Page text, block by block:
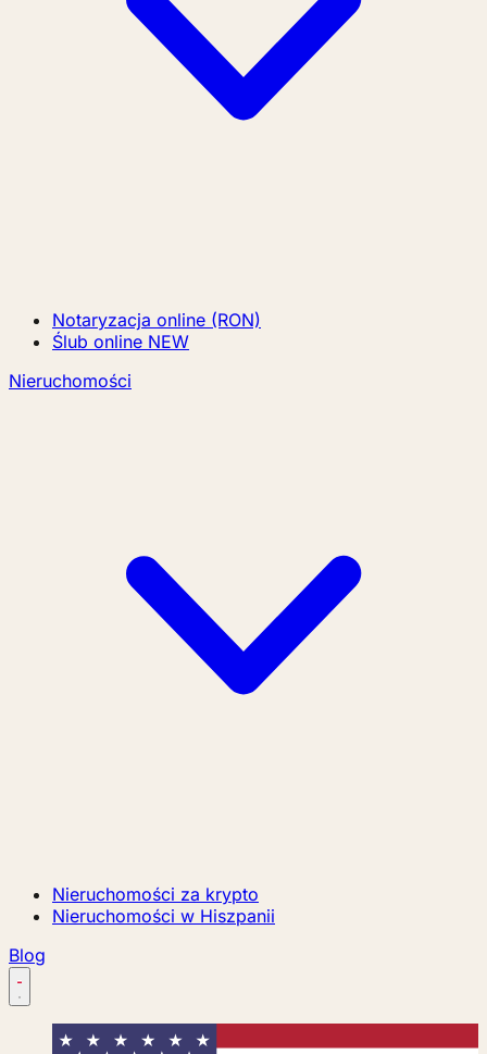
Notaryzacja online (RON)
Ślub online NEW
Nieruchomości
Nieruchomości za krypto
Nieruchomości w Hiszpanii
Blog